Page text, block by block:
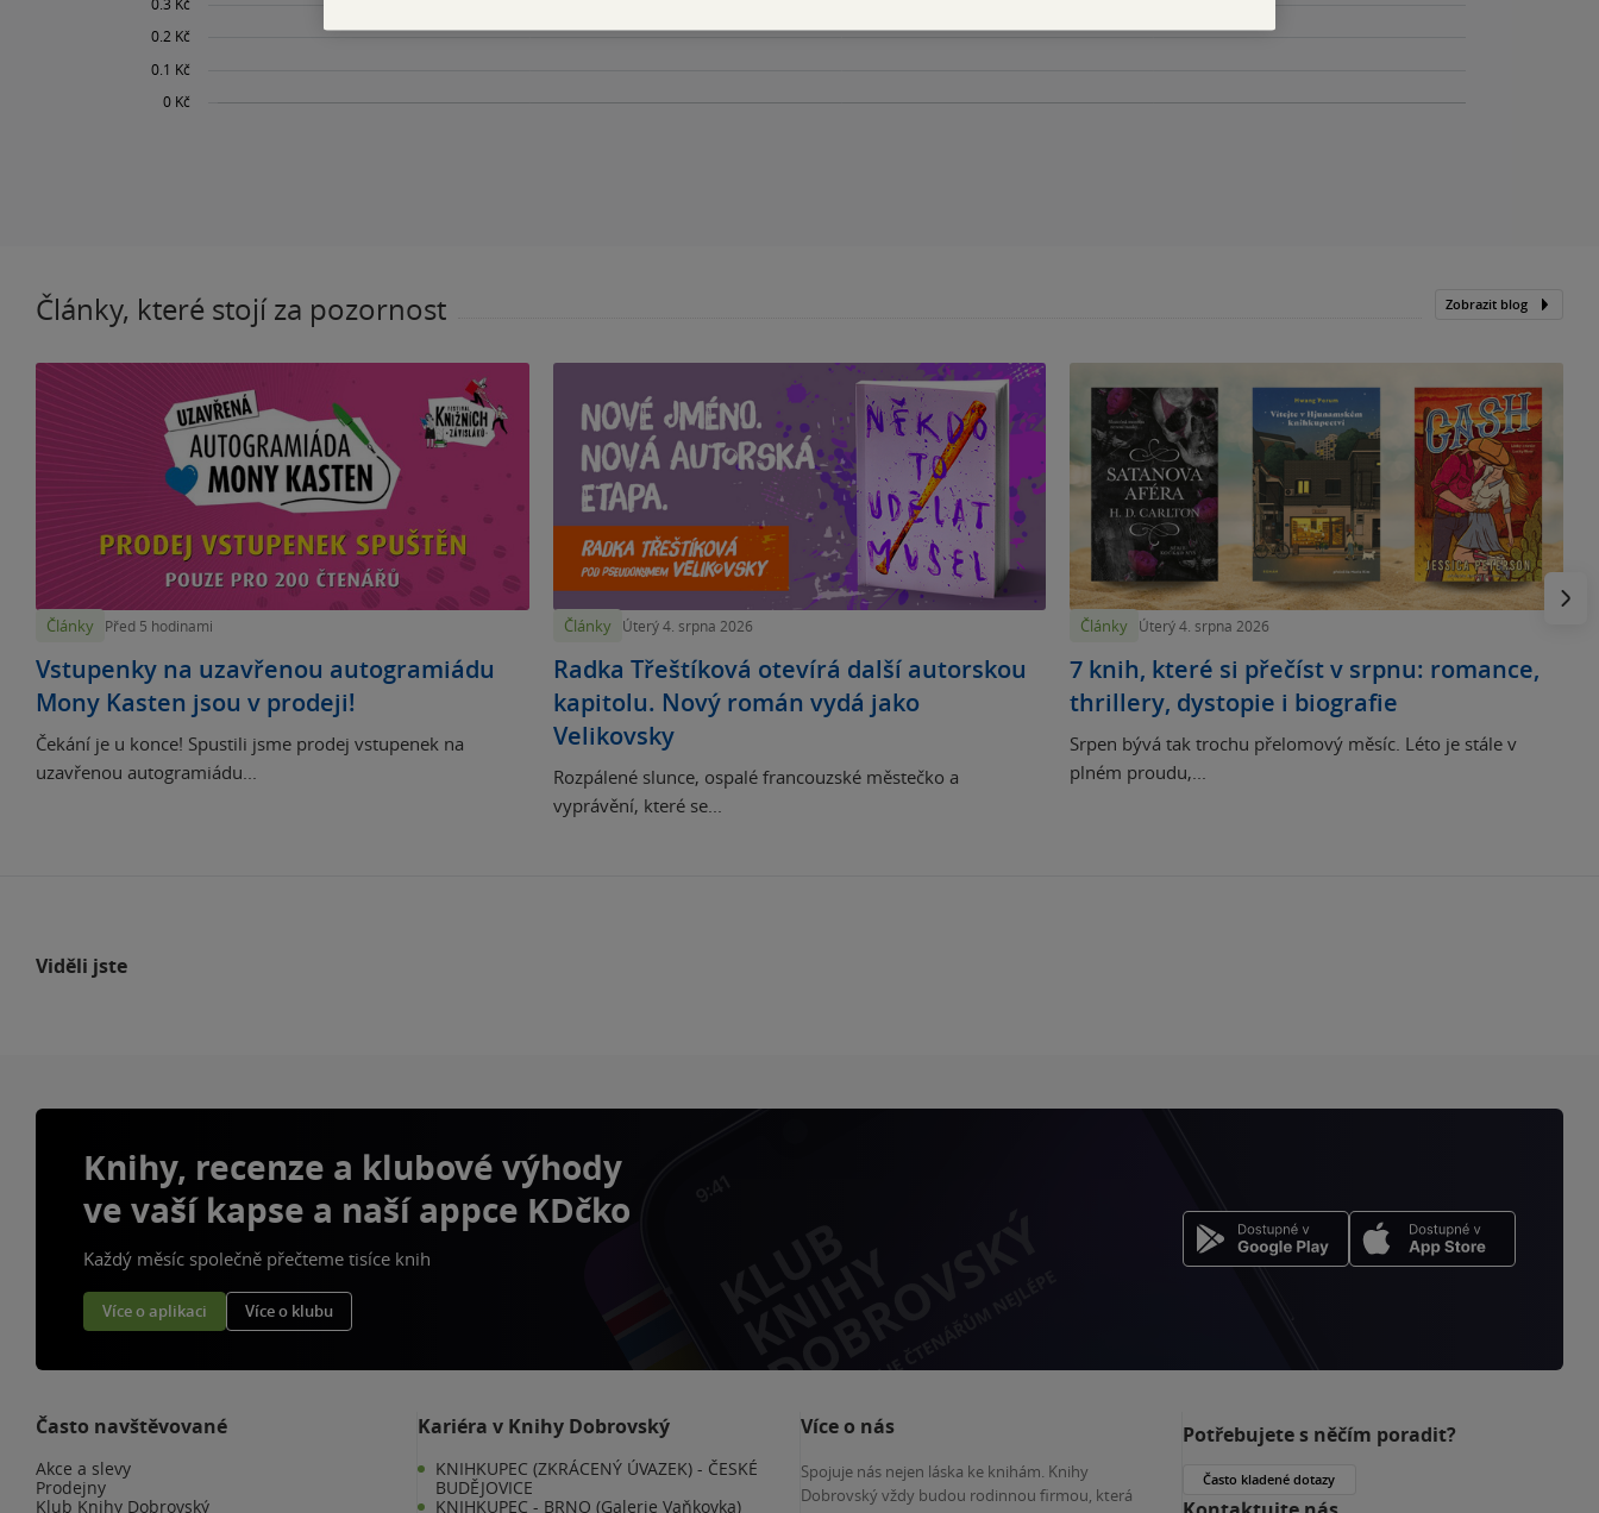
Články, které stojí za pozornost Zobrazit blog
Články Před 5 hodinami
Vstupenky na uzavřenou autogramiádu
Mony Kasten jsou v prodeji!
Čekání je u konce! Spustili jsme prodej vstupenek na
uzavřenou autogramiádu...
Články Úterý 4. srpna 2026
Radka Třeštíková otevírá další autorskou
kapitolu. Nový román vydá jako
Velikovsky
Rozpálené slunce, ospalé francouzské městečko a
vyprávění, které se...
Články Úterý 4. srpna 2026
7 knih, které si přečíst v srpnu: romance,
thrillery, dystopie i biografie
Srpen bývá tak trochu přelomový měsíc. Léto je stále v
plném proudu,...
Viděli jste
Knihy, recenze a klubové výhody
ve vaší kapse a naší appce KDčko
Každý měsíc společně přečteme tisíce knih
Více o aplikaci Více o klubu
Často navštěvované
Akce a slevy
Prodejny
Klub Knihy Dobrovský
Kariéra v Knihy Dobrovský
KNIHKUPEC (ZKRÁCENÝ ÚVAZEK) - ČESKÉ
BUDĚJOVICE
KNIHKUPEC - BRNO (Galerie Vaňkovka)
Více o nás
Spojuje nás nejen láska ke knihám. Knihy
Dobrovský vždy budou rodinnou firmou, která
Potřebujete s něčím poradit?
Často kladené dotazy